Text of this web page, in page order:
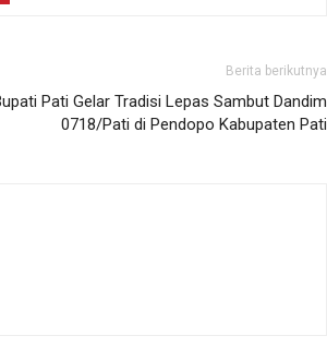
Berita berikutnya
Pati Gelar Tradisi Lepas Sambut Dandim
0718/Pati di Pendopo Kabupaten Pati